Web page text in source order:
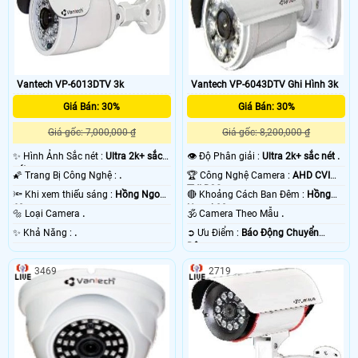
Vantech VP-6013DTV 3k
Giá Bán: 30%
Giá gốc: 7,000,000 ₫
✨ Hình Ảnh Sắc nét : Ultra 2k+ sắc
nét .
🌠 Trang Bị Công Nghệ : .
🔦 Khi xem thiếu sáng : Hồng Ngoại
60m .🔩 Loại Camera .
️✨ Khả Năng : .
Vantech VP-6043DTV Ghi Hình 3k
Giá Bán: 30%
Giá gốc: 8,200,000 ₫
👁 Độ Phân giải :Ultra 2k+ sắc nét .
🏆 Công Nghệ Camera :AHD CVI
TVI BCS.
🔴 Khoảng Cách Ban Đêm : Hồng
Ngoại 80m .
🕉️ Camera Theo Mẫu .
️➲ Ưu Điểm : Báo Động Chuyển
Động.
3469 2719